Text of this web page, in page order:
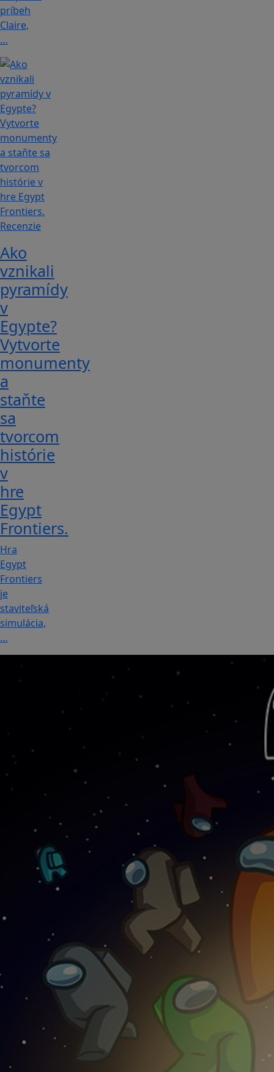
príbeh
Claire,
…
Recenzie
Ako
vznikali
pyramídy
v
Egypte?
Vytvorte
monumenty
a
staňte
sa
tvorcom
histórie
v
hre
Egypt
Frontiers.
Hra
Egypt
Frontiers
je
staviteľská
simulácia,
…